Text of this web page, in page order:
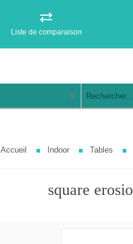
Liste de comparaison
Accueil Indoor Tables
square